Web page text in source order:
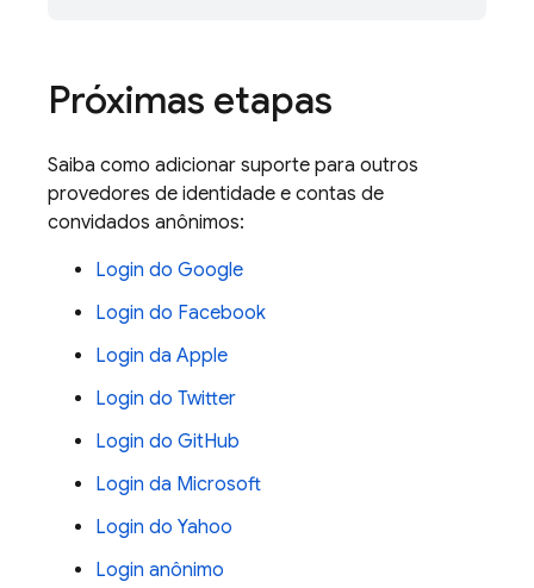
Próximas etapas
Saiba como adicionar suporte para outros
provedores de identidade e contas de
convidados anônimos:
Login do Google
Login do Facebook
Login da Apple
Login do Twitter
Login do GitHub
Login da Microsoft
Login do Yahoo
Login anônimo